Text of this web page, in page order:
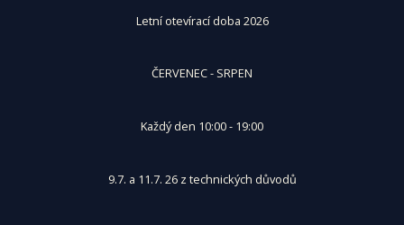
Letní otevírací doba 2026
ČERVENEC - SRPEN
Každý den 10:00 - 19:00
9.7. a 11.7. 26 z technických důvodů